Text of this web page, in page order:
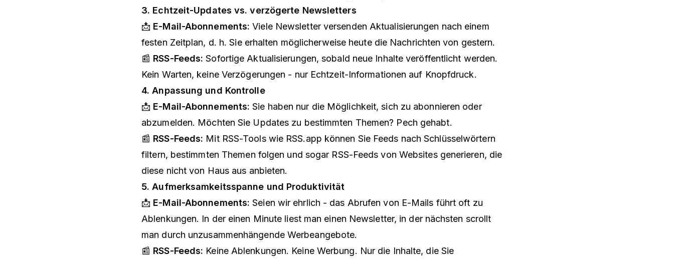
3. Echtzeit-Updates vs. verzögerte Newsletters
📩 E-Mail-Abonnements: Viele Newsletter versenden Aktualisierungen nach einem
festen Zeitplan, d. h. Sie erhalten möglicherweise heute die Nachrichten von gestern.
📰 RSS-Feeds: Sofortige Aktualisierungen, sobald neue Inhalte veröffentlicht werden.
Kein Warten, keine Verzögerungen - nur Echtzeit-Informationen auf Knopfdruck.
4. Anpassung und Kontrolle
📩 E-Mail-Abonnements: Sie haben nur die Möglichkeit, sich zu abonnieren oder
abzumelden. Möchten Sie Updates zu bestimmten Themen? Pech gehabt.
📰 RSS-Feeds: Mit RSS-Tools wie RSS.app können Sie Feeds nach Schlüsselwörtern
filtern, bestimmten Themen folgen und sogar RSS-Feeds von Websites generieren, die
diese nicht von Haus aus anbieten.
5. Aufmerksamkeitsspanne und Produktivität
📩 E-Mail-Abonnements: Seien wir ehrlich - das Abrufen von E-Mails führt oft zu
Ablenkungen. In der einen Minute liest man einen Newsletter, in der nächsten scrollt
man durch unzusammenhängende Werbeangebote.
📰 RSS-Feeds: Keine Ablenkungen. Keine Werbung. Nur die Inhalte, die Sie